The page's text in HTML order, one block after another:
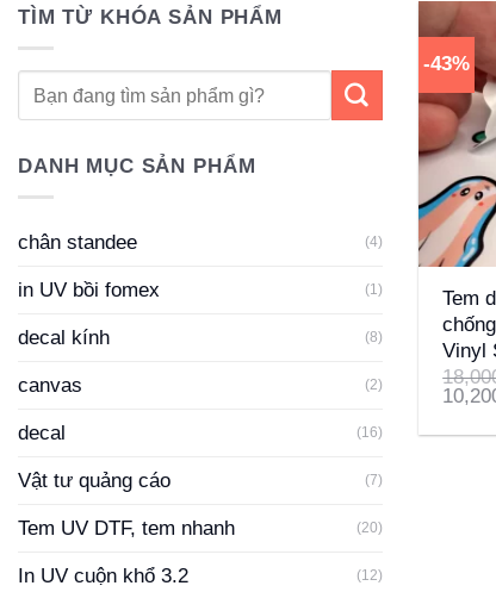
TÌM TỪ KHÓA SẢN PHẨM
Search
DANH MỤC SẢN PHẨM
chân standee (4)
in UV bồi fomex (1)
decal kính (8)
canvas (2)
decal (16)
Vật tư quảng cáo (7)
Tem UV DTF, tem nhanh (20)
In UV cuộn khổ 3.2 (12)
-43%
+
Tem
Vinyl